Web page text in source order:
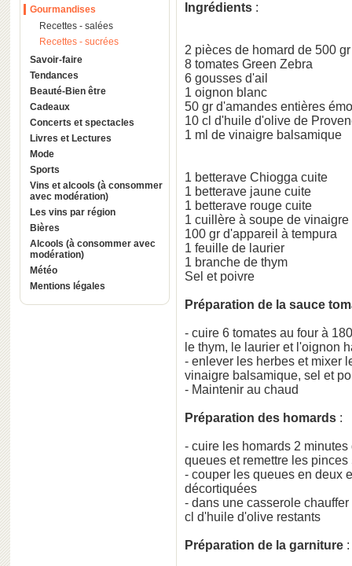
Gourmandises
Recettes - salées
Recettes - sucrées
Savoir-faire
Tendances
Beauté-Bien être
Cadeaux
Concerts et spectacles
Livres et Lectures
Mode
Sports
Vins et alcools (à consommer
avec modération)
Les vins par région
Bières
Alcools (à consommer avec
modération)
Météo
Mentions légales
Ingrédients :
2 pièces de homard de 500 gr
8 tomates Green Zebra
6 gousses d'ail
1 oignon blanc
50 gr d'amandes entières
10 cl d'huile d'olive de
1 ml de vinaigre balsamique
1 betterave Chiogga cuite
1 betterave jaune cuite
1 betterave rouge cuite
1 cuillère à soupe de vinaigre
100 gr d'appareil à tempura
1 feuille de laurier
1 branche de thym
Sel et poivre
Préparation de la sauce
- cuire 6 tomates au four à
le thym, le laurier et l'oignon
- enlever les herbes et mixer
vinaigre balsamique, sel et
- Maintenir au chaud
Préparation des homards :
- cuire les homards 2
queues et remettre les
- couper les queues en deux
décortiquées
- dans une casserole
cl d'huile d'olive restants
Préparation de la garniture :